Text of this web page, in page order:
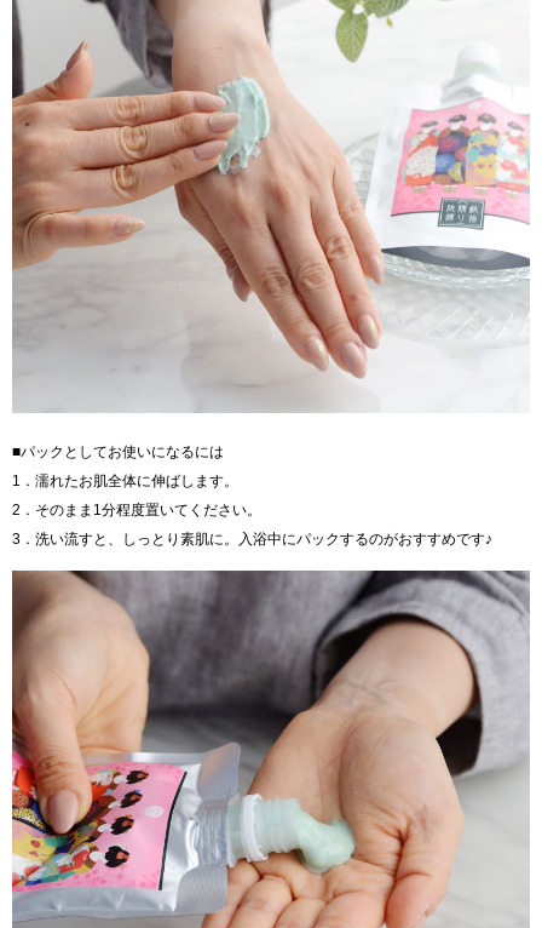
■パックとしてお使いになるには
1．濡れたお肌全体に伸ばします。
2．そのまま1分程度置いてください。
3．洗い流すと、しっとり素肌に。入浴中にパックするのがおすすめです♪